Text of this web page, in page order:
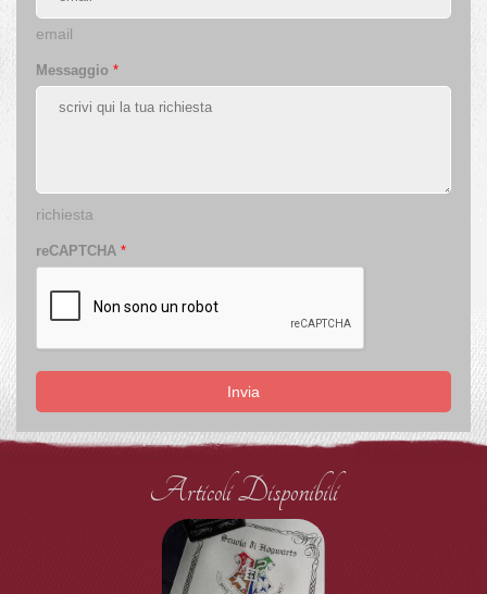
email
Messaggio *
richiesta
reCAPTCHA *
Invia
Articoli Disponibili